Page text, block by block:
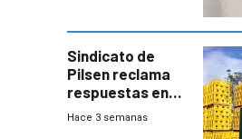
Sindicato de
Pilsen reclama
respuestas en
medio de
Hace 3 semanas